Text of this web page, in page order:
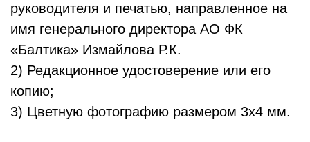
руководителя и печатью, направленное на
имя генерального директора АО ФК
«Балтика» Измайлова Р.К.
2) Редакционное удостоверение или его
копию;
3) Цветную фотографию размером 3х4 мм.